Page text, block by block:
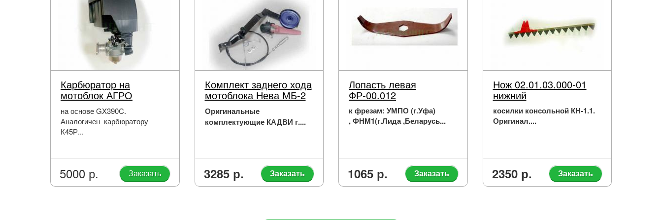
Карбюратор на
мотоблок АГРО
на основе GX390C.
Аналогичен карбюратору
К45Р...
5000 р. Заказать
Комплект заднего хода
мотоблока Нева МБ-2
Оригинальные
комплектующие КАДВИ г....
3285 р. Заказать
Лопасть левая
ФР-00.012
к фрезам: УМПО (г.Уфа)
, ФНМ1(г.Лида ,Беларусь...
1065 р. Заказать
Нож 02.01.03.000-01
нижний
косилки консольной КН-1.1.
Оригинал....
2350 р. Заказать